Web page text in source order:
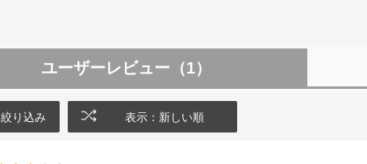
ユーザーレビュー （1）
絞り込み 表示：新しい順